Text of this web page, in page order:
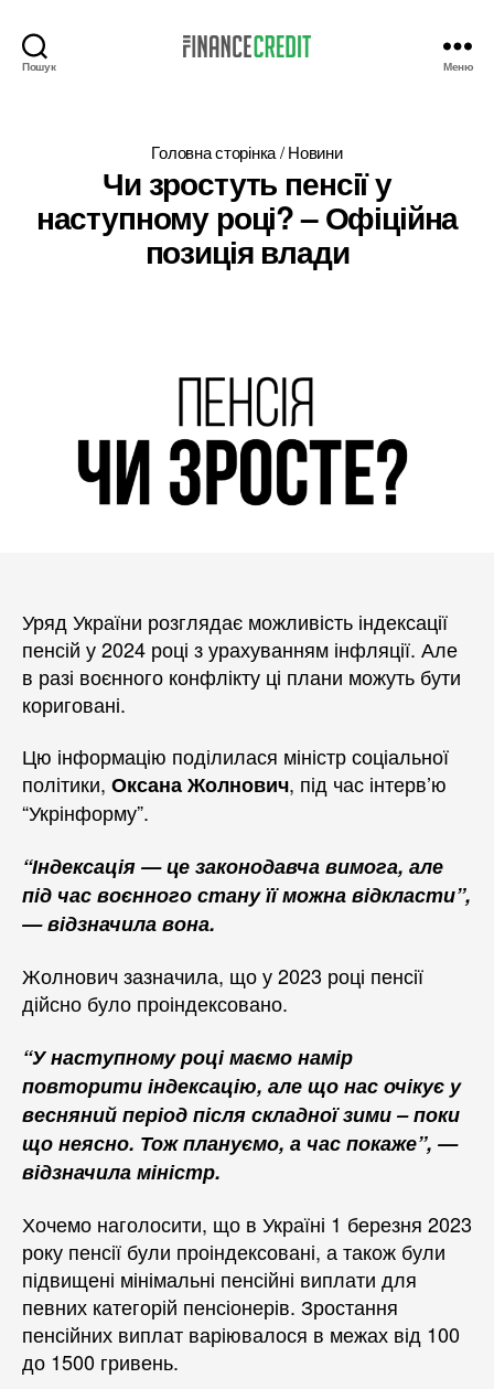
Пошук Меню
Головна сторінка/Новини
Чи зростуть пенсії у
наступному році? – Офіційна
позиція влади
Уряд України розглядає можливість індексації
пенсій у 2024 році з урахуванням інфляції. Але
в разі воєнного конфлікту ці плани можуть бути
кориговані.
Цю інформацію поділилася міністр соціальної
політики, Оксана Жолнович, під час інтерв’ю
“Укрінформу”.
“Індексація — це законодавча вимога, але
під час воєнного стану її можна відкласти”,
— відзначила вона.
Жолнович зазначила, що у 2023 році пенсії
дійсно було проіндексовано.
“У наступному році маємо намір
повторити індексацію, але що нас очікує у
весняний період після складної зими – поки
що неясно. Тож плануємо, а час покаже”, —
відзначила міністр.
Хочемо наголосити, що в Україні 1 березня 2023
року пенсії були проіндексовані, а також були
підвищені мінімальні пенсійні виплати для
певних категорій пенсіонерів. Зростання
пенсійних виплат варіювалося в межах від 100
до 1500 гривень.